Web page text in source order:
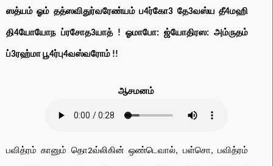
ஸத்யம் ஓம் தத்ஸவிதுர்வரேண்யம் ப4ர்கோ3 தே3வஸ்ய தீ4மஹி
தி4யோயோந ப்ரசோத3யாத் ! ஓமாபோ: ஜ்யோதிரஸ: அம்ருதம்
ப்3ரஹ்மா பூ4ர்பு4வஸ்வரோம் !!
ஆசமனம்
பவித்ரம் கானும் தொ2வ்லிகின் ஒண்டெவால், பள்சொ, பவித்ரம்